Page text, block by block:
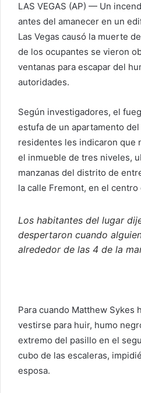
LAS VEGAS (AP) — Un
antes del amanecer en un
Las Vegas causó la muerte
de los ocupantes se vieron
ventanas para escapar del
autoridades.
Según investigadores, el
estufa de un apartamento
residentes les indicaron que
el inmueble de tres niveles,
manzanas del distrito de
la calle Fremont, en el centro
Los habitantes del lugar
despertaron cuando
alrededor de las 4 de la
Para cuando Matthew Sykes
vestirse para huir, humo
extremo del pasillo en el
cubo de las escaleras,
esposa.